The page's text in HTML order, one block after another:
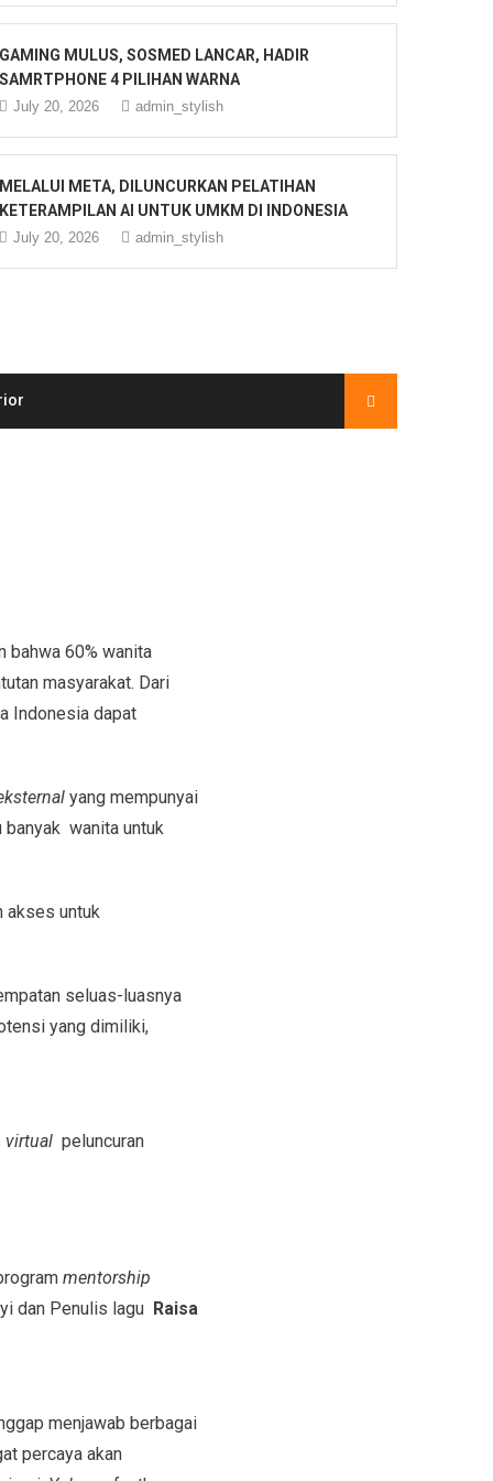
MULUS, SOSMED LANCAR, HADIR
4 PILIHAN WARNA
July 20, 2026 admin_stylish
META, DILUNCURKAN PELATIHAN
AI UNTUK UMKM DI INDONESIA
July 20, 2026 admin_stylish
bahwa 60% wanita
masyarakat. Dari
Indonesia dapat
yang mempunyai
wanita untuk
akses untuk
seluas-luasnya
yang dimiliki,
virtual peluncuran
mentorship
dan Penulis lagu Raisa
menjawab berbagai
percaya akan